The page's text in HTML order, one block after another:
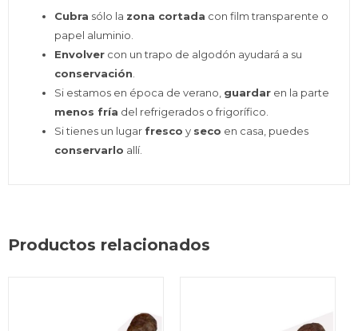
Cubra sólo la zona cortada con film transparente o
papel aluminio.
Envolver con un trapo de algodón ayudará a su
conservación.
Si estamos en época de verano, guardar en la parte
menos fría del refrigerados o frigorífico.
Si tienes un lugar fresco y seco en casa, puedes
conservarlo allí.
Productos relacionados